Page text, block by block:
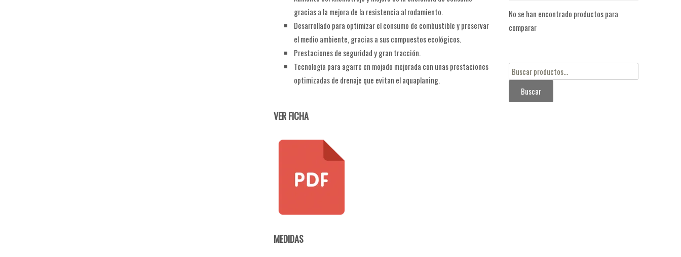
gracias a la mejora de la resistencia al rodamiento.
Desarrollado para optimizar el consumo de combustible y preservar
el medio ambiente, gracias a sus compuestos ecológicos.
Prestaciones de seguridad y gran tracción.
Tecnología para agarre en mojado mejorada con unas prestaciones
optimizadas de drenaje que evitan el aquaplaning.
VER FICHA
MEDIDAS
No se han encontrado productos para
comparar
Buscar
por:
Buscar